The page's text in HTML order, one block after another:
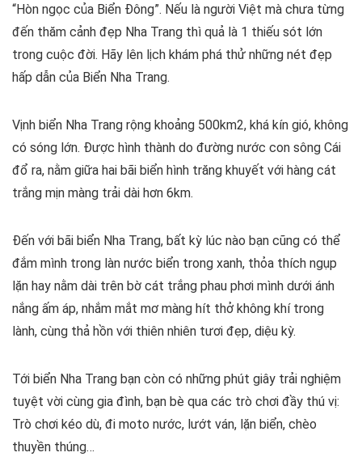
“Hòn ngọc của Biển Đông”. Nếu là người Việt mà chưa từng
đến thăm cảnh đẹp Nha Trang thì quả là 1 thiếu sót lớn
trong cuộc đời. Hãy lên lịch khám phá thử những nét đẹp
hấp dẫn của Biển Nha Trang.
Vịnh biển Nha Trang rộng khoảng 500km2, khá kín gió, không
có sóng lớn. Được hình thành do đường nước con sông Cái
đổ ra, nằm giữa hai bãi biển hình trăng khuyết với hàng cát
trắng mịn màng trải dài hơn 6km.
Đến với bãi biển Nha Trang, bất kỳ lúc nào bạn cũng có thể
đắm mình trong làn nước biển trong xanh, thỏa thích ngụp
lặn hay nằm dài trên bờ cát trắng phau phơi mình dưới ánh
nắng ấm áp, nhắm mắt mơ màng hít thở không khí trong
lành, cùng thả hồn với thiên nhiên tươi đẹp, diệu kỳ.
Tới biển Nha Trang bạn còn có những phút giây trải nghiệm
tuyệt vời cùng gia đình, bạn bè qua các trò chơi đầy thú vị:
Trò chơi kéo dù, đi moto nước, lướt ván, lặn biển, chèo
thuyền thúng…